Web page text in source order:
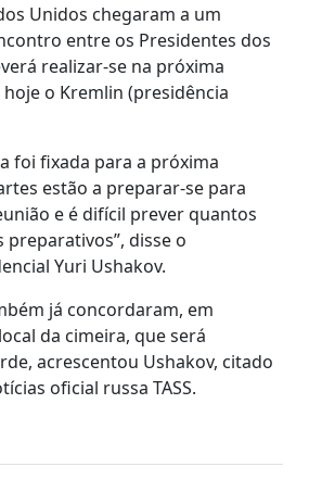
Unidos chegaram a um
entre os Presidentes dos
realizar-se na próxima
o Kremlin (presidência
foi fixada para a próxima
estão a preparar-se para
e é difícil prever quantos
disse o
Yuri Ushakov.
já concordaram, em
da cimeira, que será
acrescentou Ushakov, citado
oficial russa TASS.